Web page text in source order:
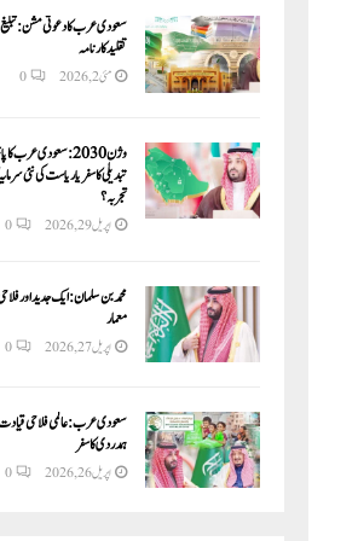
سعودی عرب کا دعوتی مشن:
تقلید کارنامہ
مئی 2, 2026 0
وژن 2030:سعودی عرب
تبدیلی کا سفر یا ریاست کی نئی
تجربہ؟
اپریل 29, 2026 0
محمد بن سلمان: ایک جدید اور
معمار
اپریل 27, 2026 0
سعودی عرب: عالمی فلاحی قیادت
ہمدردی کا سفر
اپریل 26, 2026 0